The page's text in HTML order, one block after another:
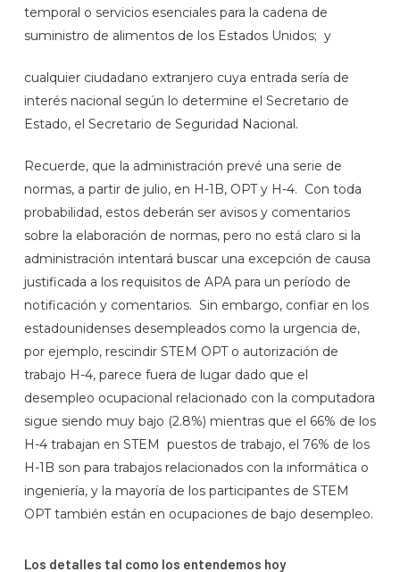
temporal o servicios esenciales para la cadena de
suministro de alimentos de los Estados Unidos; y
cualquier ciudadano extranjero cuya entrada sería de
interés nacional según lo determine el Secretario de
Estado, el Secretario de Seguridad Nacional.
Recuerde, que la administración prevé una serie de
normas, a partir de julio, en H-1B, OPT y H-4. Con toda
probabilidad, estos deberán ser avisos y comentarios
sobre la elaboración de normas, pero no está claro si la
administración intentará buscar una excepción de causa
justificada a los requisitos de APA para un período de
notificación y comentarios. Sin embargo, confiar en los
estadounidenses desempleados como la urgencia de,
por ejemplo, rescindir STEM OPT o autorización de
trabajo H-4, parece fuera de lugar dado que el
desempleo ocupacional relacionado con la computadora
sigue siendo muy bajo (2.8%) mientras que el 66% de los
H-4 trabajan en STEM puestos de trabajo, el 76% de los
H-1B son para trabajos relacionados con la informática o
ingeniería, y la mayoría de los participantes de STEM
OPT también están en ocupaciones de bajo desempleo.
Los detalles tal como los entendemos hoy